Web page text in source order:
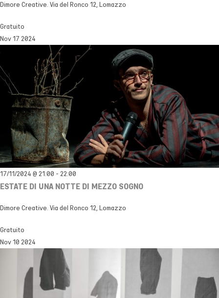
Dimore Creative. Via del Ronco 12, Lomazzo
Gratuito
Nov17 2024
17/11/2024 @ 21:00 - 22:00
ESTATE DI UNA NOTTE DI MEZZO SOGNO
Dimore Creative. Via del Ronco 12, Lomazzo
Gratuito
Nov10 2024